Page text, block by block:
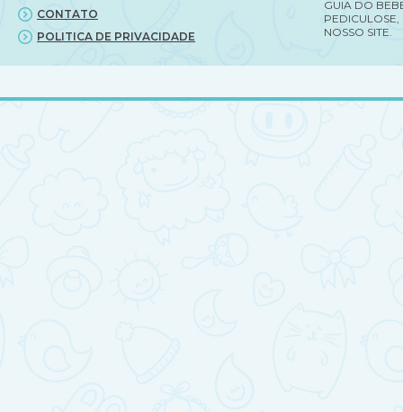
CONTATO
POLITICA DE PRIVACIDADE
GUIA DO
PEDICULOSE,
NOSSO SITE.